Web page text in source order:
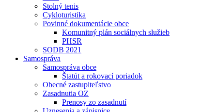
Stolný tenis
Cykloturistika
Povinné dokumentácie obce
Komunitný plán sociálnych služieb
PHSR
SODB 2021
Samospráva
Samospráva obce
Štatút a rokovací poriadok
Obecné zastupiteľstvo
Zasadnutia OZ
Prenosy zo zasadnutí